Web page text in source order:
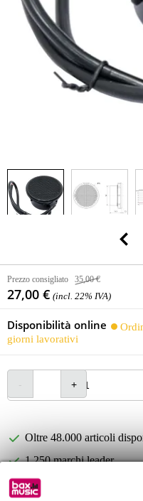
Prezzo consigliato 35,00 €
27,00 € (incl. 22% IVA)
Disponibilità online
giorni lavorativi
Oltre 48.000 articoli
1.250 marchi leader